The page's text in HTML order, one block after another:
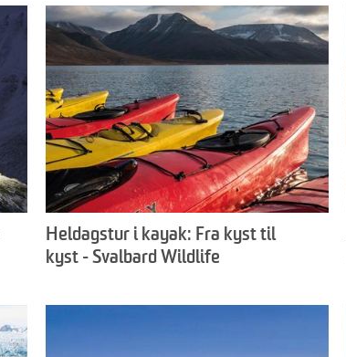
Heldagstur i kayak: Fra kyst til
kyst - Svalbard Wildlife